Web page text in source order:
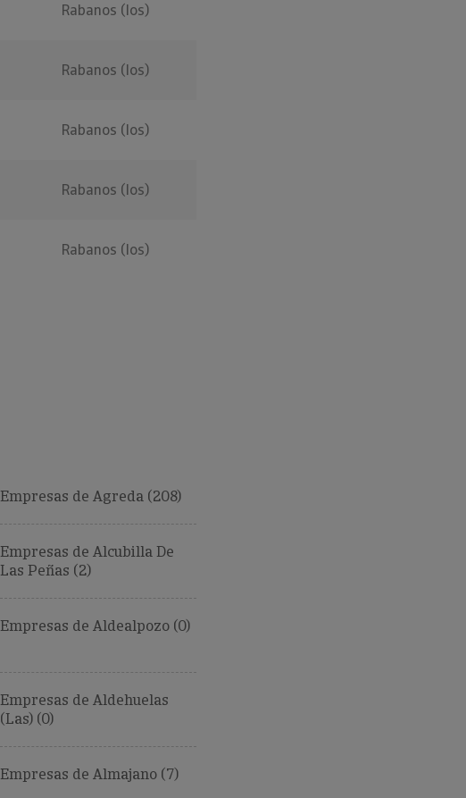
Rabanos (los)
Rabanos (los)
Rabanos (los)
Rabanos (los)
Rabanos (los)
Empresas de Agreda (208)
Empresas de Alcubilla De
Las Peñas (2)
Empresas de Aldealpozo (0)
Empresas de Aldehuelas
(Las) (0)
Empresas de Almajano (7)